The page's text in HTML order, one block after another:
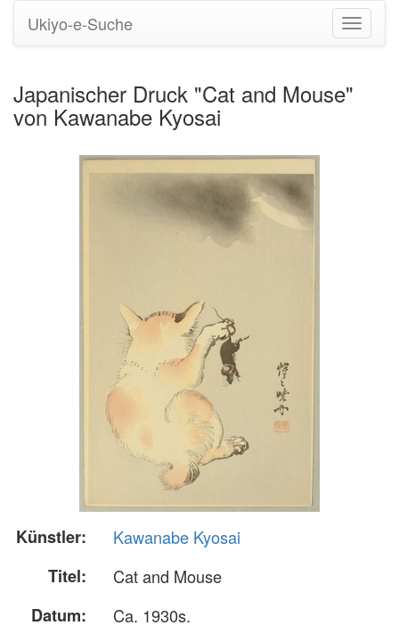
Ukiyo-e-Suche
Japanischer Druck "Cat and Mouse"
von Kawanabe Kyosai
Künstler:
Kawanabe Kyosai
Titel:
Cat and Mouse
Datum:
Ca. 1930s.